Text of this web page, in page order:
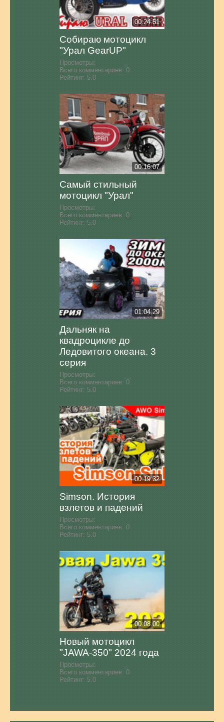
00:24:51
Собираю мотоцикл
"Урал GearUP"
Просмотры:
Всего комментариев: 0
Рейтинг: 5.0
00:16:07
Самый стильный
мотоцикл "Урал"
Просмотры:
Всего комментариев: 0
Рейтинг: 5.0
01:04:29
Дальняк на
квадроцикле до
Ледовитого океана. 3
серия
Просмотры:
Всего комментариев: 0
Рейтинг: 5.0
00:19:32
Simson. История
взлетов и падений
Просмотры:
Всего комментариев: 0
Рейтинг: 5.0
00:08:00
Новый мотоцикл
"JAWA-350" 2024 года
Просмотры:
Всего комментариев: 0
Рейтинг: 5.0